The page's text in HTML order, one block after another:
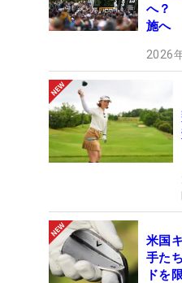
へ？
施へ
2026
米国
手た
ドを